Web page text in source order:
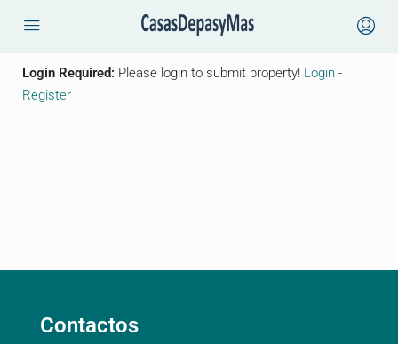
Login Required: Please login to submit property! Login -
Register
Contactos